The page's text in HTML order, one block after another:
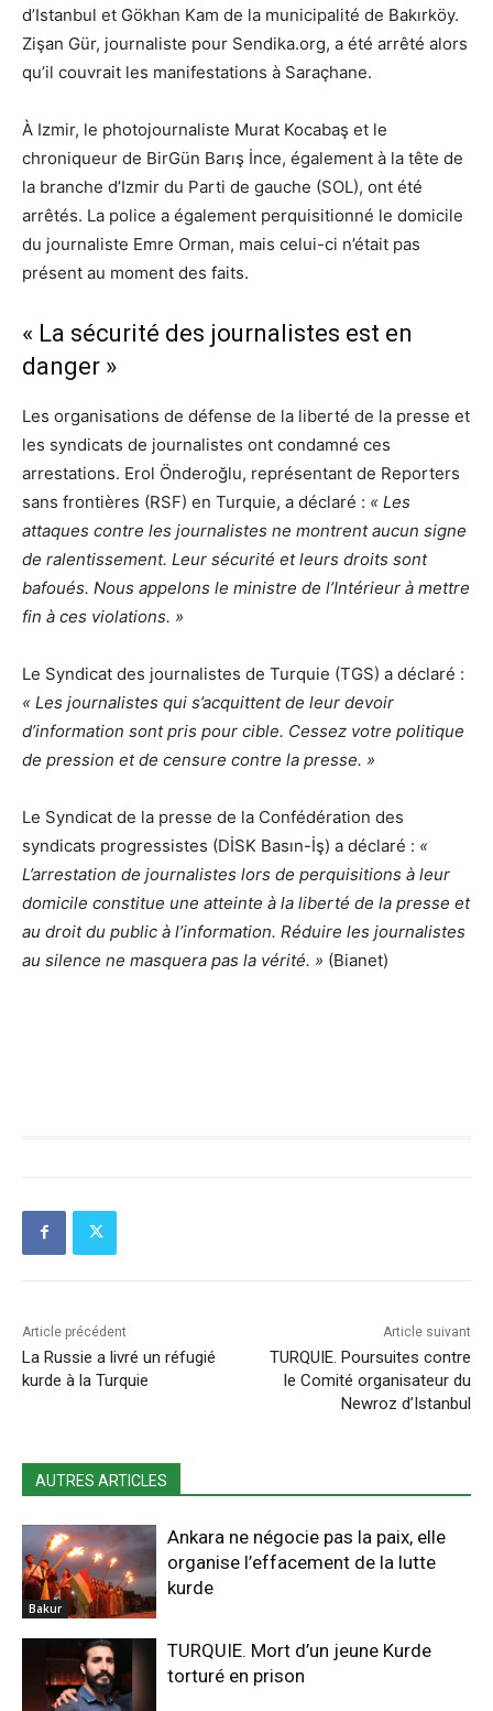
d’Istanbul et Gökhan Kam de la municipalité de Bakırköy.
Zişan Gür, journaliste pour Sendika.org, a été arrêté alors
qu’il couvrait les manifestations à Saraçhane.
À Izmir, le photojournaliste Murat Kocabaş et le
chroniqueur de BirGün Barış İnce, également à la tête de
la branche d’Izmir du Parti de gauche (SOL), ont été
arrêtés. La police a également perquisitionné le domicile
du journaliste Emre Orman, mais celui-ci n’était pas
présent au moment des faits.
« La sécurité des journalistes est en
danger »
Les organisations de défense de la liberté de la presse et
les syndicats de journalistes ont condamné ces
arrestations. Erol Önderoğlu, représentant de Reporters
sans frontières (RSF) en Turquie, a déclaré : « Les
attaques contre les journalistes ne montrent aucun signe
de ralentissement. Leur sécurité et leurs droits sont
bafoués. Nous appelons le ministre de l’Intérieur à mettre
fin à ces violations. »
Le Syndicat des journalistes de Turquie (TGS) a déclaré :
« Les journalistes qui s’acquittent de leur devoir
d’information sont pris pour cible. Cessez votre politique
de pression et de censure contre la presse. »
Le Syndicat de la presse de la Confédération des
syndicats progressistes (DİSK Basın-İş) a déclaré : «
L’arrestation de journalistes lors de perquisitions à leur
domicile constitue une atteinte à la liberté de la presse et
au droit du public à l’information. Réduire les journalistes
au silence ne masquera pas la vérité. » (Bianet)
Article précédent
La Russie a livré un réfugié
kurde à la Turquie
Article suivant
TURQUIE. Poursuites contre
le Comité organisateur du
Newroz d’Istanbul
AUTRES ARTICLES
Bakur
Ankara ne négocie pas la paix, elle
organise l’effacement de la lutte
kurde
TURQUIE. Mort d’un jeune Kurde
torturé en prison